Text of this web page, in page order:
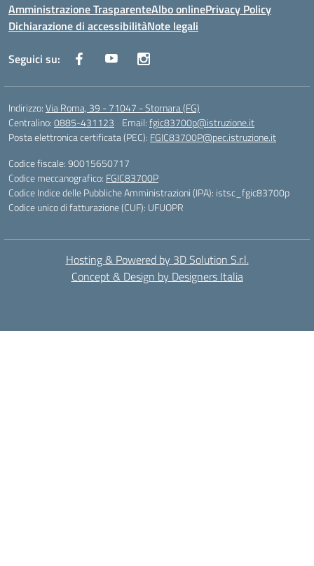
Amministrazione TrasparenteAlbo onlinePrivacy Policy
Dichiarazione di accessibilitàNote legali
Seguici su:
Indirizzo:Via Roma, 39 - 71047 - Stornara (FG)
Centralino:0885-431123 Email:fgic83700p@istruzione.it
Posta elettronica certificata (PEC): FGIC83700P@pec.istruzione.it
Codice fiscale: 90015650717
Codice meccanografico: FGIC83700P
Codice Indice delle Pubbliche Amministrazioni (IPA): istsc_fgic83700p
Codice unico di fatturazione (CUF): UFUOPR
Hosting & Powered by 3D Solution S.r.l.
Concept & Design by Designers Italia